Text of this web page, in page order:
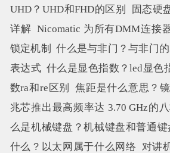
UHD？UHD和FHD的区别
固态硬
详解 Nicomatic 为所有DMM连接
锁定机制
什么是与非门？与非门
表达式 什么是显色指数？led显色
数ra和re区别
焦距是什么意思？
兆芯推出最高频率达 3.70 GHz的
么是机械键盘？机械键盘和普通键
什么？以太网属于什么网络
对讲